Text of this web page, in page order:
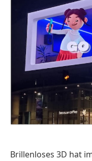
Brillenloses 3D hat